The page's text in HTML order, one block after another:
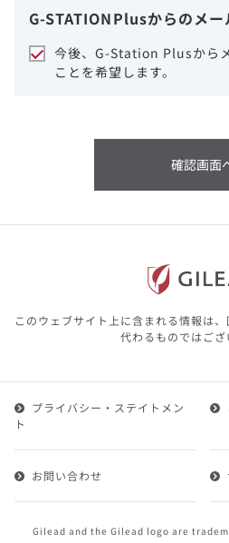
ギリアドは、本サイト
細心の注意を払い、正
供するように努力をし
性、確実性、妥当性、
利用することまたは利
り生じる損害について
含む）の情報は、その
本サイト内の情報は、
が行なうべきアドバイ
るものではありません
ている情報は、決して
1.会員とは、医療関係者の方で
ービスに登録を申し込みギリア
いいます。
けることができます。
G-STATIONPlusからのメー
今後、G-Station Plusから
ことを希望します。
確認画面
このウェブサイト上に含まれる情報は
代わるものではござ
Gilead and the Gilead logo are
プライバシー・ステイトメン
ト
お問い合わせ